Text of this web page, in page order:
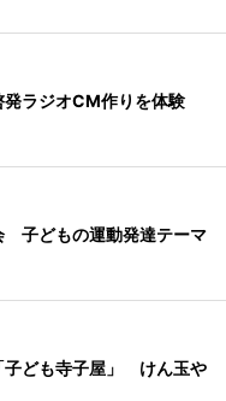
発ラジオCM作りを体験
子どもの運動発達テーマ
子ども寺子屋」 けん玉や